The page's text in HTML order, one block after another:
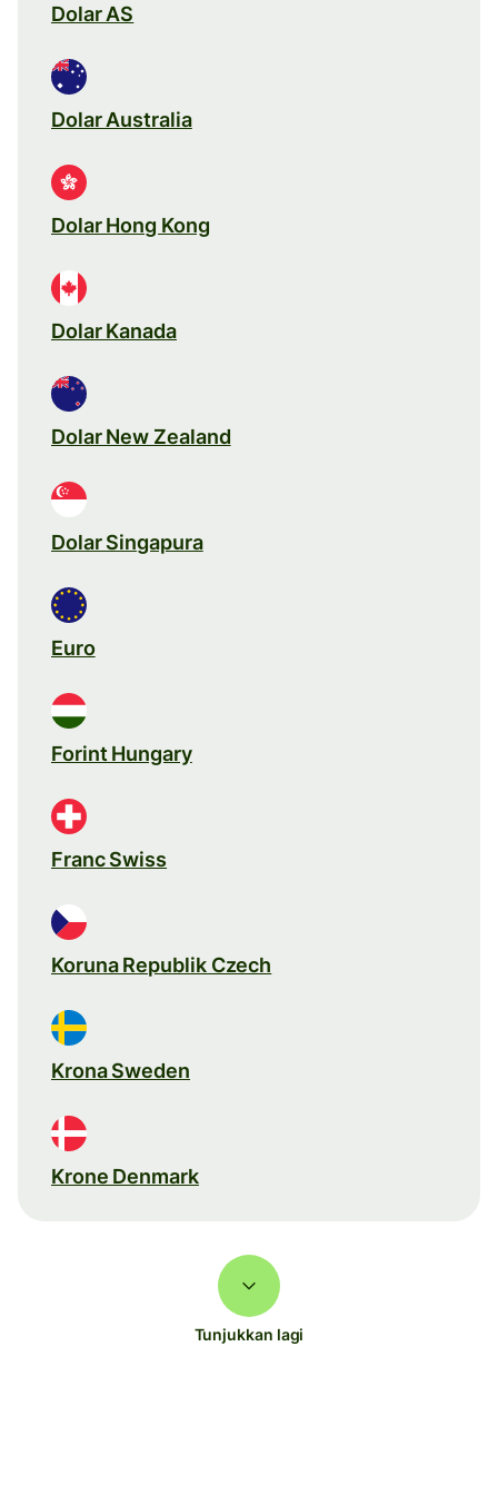
Dolar AS
Dolar Australia
Dolar Hong Kong
Dolar Kanada
Dolar New Zealand
Dolar Singapura
Euro
Forint Hungary
Franc Swiss
Koruna Republik Czech
Krona Sweden
Krone Denmark
Tunjukkan lagi